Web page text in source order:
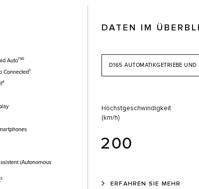
AutoTM2
Connected3
4
(Autonomous
5
DATEN IM
D165 AUTOMATIKGETRIEBE
Höchstgeschwindigkeit
(km/h)
200
ERFAHREN SIE MEHR